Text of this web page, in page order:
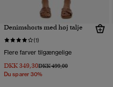
Denimshorts med høj talje
(1)
Flere farver tilgængelige
DKK 349,30Pris nedsat fra
DKK 499,00til
Du sparer 30%